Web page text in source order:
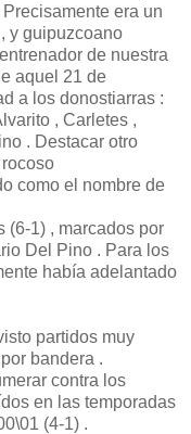
era un
y guipuzcoano
de nuestra
aquel 21 de
a los donostiarras :
, Carletes ,
. Destacar otro
como el nombre de
(6-1) , marcados por
Del Pino . Para los
había adelantado
partidos muy
bandera .
contra los
en las temporadas
(4-1) .